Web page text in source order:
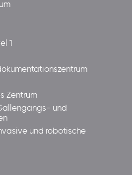
1
Zentrum
und
und robotische